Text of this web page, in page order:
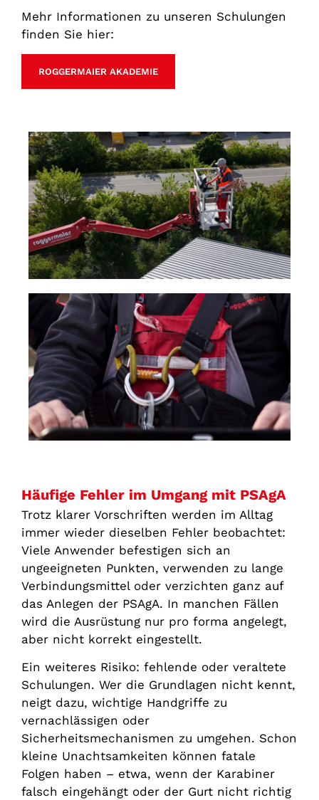
Mehr Informationen zu unseren Schulungen
finden Sie hier:
ROGGERMAIER AKADEMIE
Häufige Fehler im Umgang mit PSAgA
Trotz klarer Vorschriften werden im Alltag
immer wieder dieselben Fehler beobachtet:
Viele Anwender befestigen sich an
ungeeigneten Punkten, verwenden zu lange
Verbindungsmittel oder verzichten ganz auf
das Anlegen der PSAgA. In manchen Fällen
wird die Ausrüstung nur pro forma angelegt,
aber nicht korrekt eingestellt.
Ein weiteres Risiko: fehlende oder veraltete
Schulungen. Wer die Grundlagen nicht kennt,
neigt dazu, wichtige Handgriffe zu
vernachlässigen oder
Sicherheitsmechanismen zu umgehen. Schon
kleine Unachtsamkeiten können fatale
Folgen haben – etwa, wenn der Karabiner
falsch eingehängt oder der Gurt nicht richtig